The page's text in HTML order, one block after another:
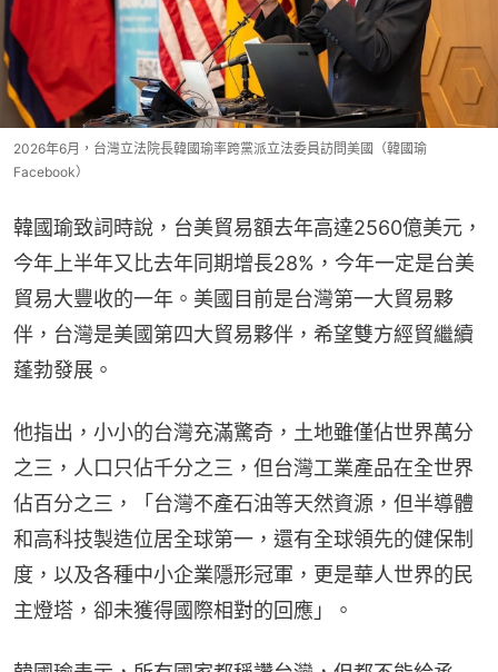
2026年6月，台灣立法院長韓國瑜率跨黨派立法委員訪問美國（韓國瑜
Facebook）
韓國瑜致詞時說，台美貿易額去年高達2560億美元，
今年上半年又比去年同期增長28%，今年一定是台美
貿易大豐收的一年。美國目前是台灣第一大貿易夥
伴，台灣是美國第四大貿易夥伴，希望雙方經貿繼續
蓬勃發展。
他指出，小小的台灣充滿驚奇，土地雖僅佔世界萬分
之三，人口只佔千分之三，但台灣工業產品在全世界
佔百分之三，「台灣不產石油等天然資源，但半導體
和高科技製造位居全球第一，還有全球領先的健保制
度，以及各種中小企業隱形冠軍，更是華人世界的民
主燈塔，卻未獲得國際相對的回應」。